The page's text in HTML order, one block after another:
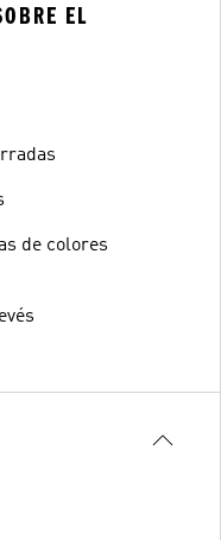
EL
de colores